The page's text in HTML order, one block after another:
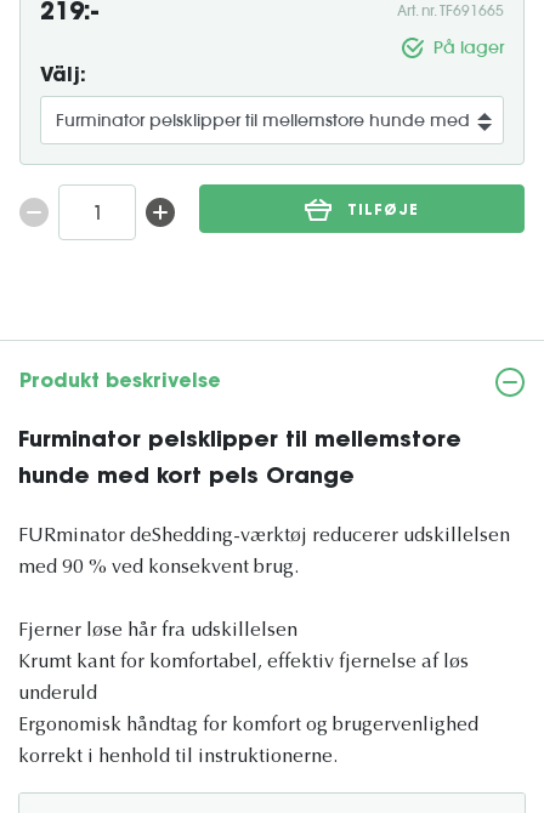
219:- Art. nr. TF691665
På lager
Välj:
TILFØJE
Produkt beskrivelse
Furminator pelsklipper til mellemstore
hunde med kort pels Orange
FURminator deShedding-værktøj reducerer udskillelsen
med 90 % ved konsekvent brug.
Fjerner løse hår fra udskillelsen
Krumt kant for komfortabel, effektiv fjernelse af løs
underuld
Ergonomisk håndtag for komfort og brugervenlighed
korrekt i henhold til instruktionerne.